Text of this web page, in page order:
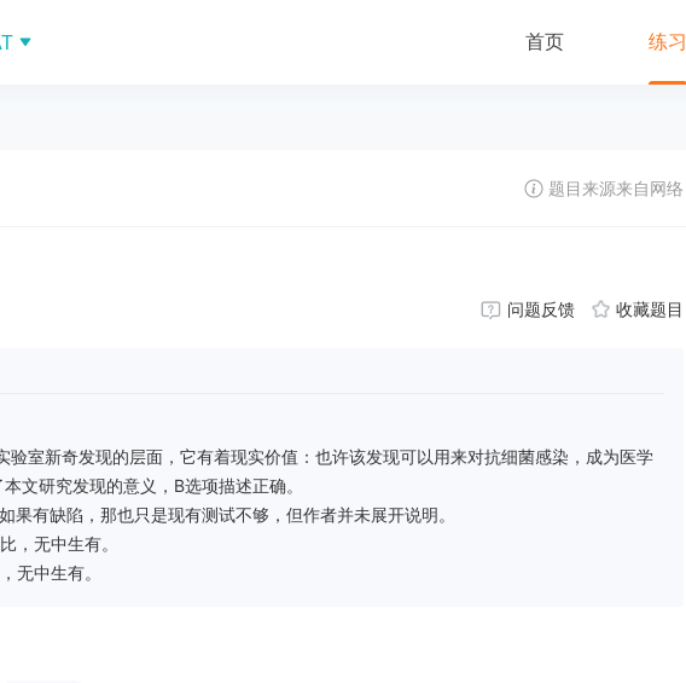
首页 练习
题目来源来自网络
问题反馈 收藏题目
验室新奇发现的层面，它有着现实价值：也许该发现可以用来对抗细菌感染，成为医学
文研究发现的意义，B选项描述正确。
果有缺陷，那也只是现有测试不够，但作者并未展开说明。
，无中生有。
无中生有。